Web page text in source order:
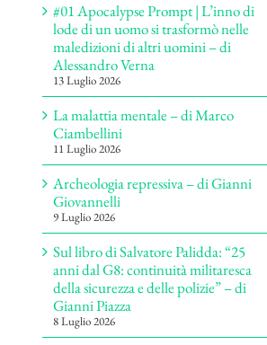
#01 Apocalypse Prompt | L’inno di
lode di un uomo si trasformò nelle
maledizioni di altri uomini – di
Alessandro Verna
13 Luglio 2026
La malattia mentale – di Marco
Ciambellini
11 Luglio 2026
Archeologia repressiva – di Gianni
Giovannelli
9 Luglio 2026
Sul libro di Salvatore Palidda: “25
anni dal G8: continuità militaresca
della sicurezza e delle polizie” – di
Gianni Piazza
8 Luglio 2026